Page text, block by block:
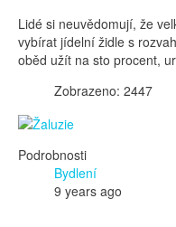
Lidé si neuvědomují, že
vybírat jídelní židle s
oběd užít na sto procent,
Zobrazeno: 2447
Podrobnosti
Bydlení
9 years ago